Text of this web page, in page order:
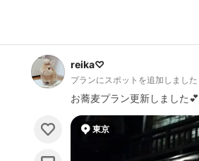
reika♡
プランにスポットを追加しました
お蕎麦プラン更新しました💕
東京